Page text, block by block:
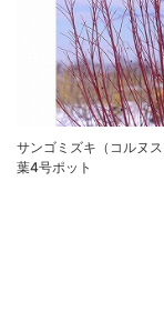
サンゴミズキ（コルヌ
葉4号ポット